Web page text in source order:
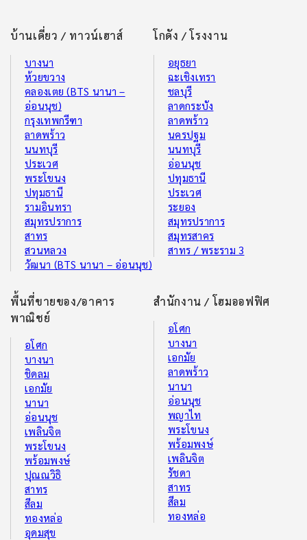
บ้านเดี่ยว / ทาวน์เฮาส์
บางนา
ห้วยขวาง
คลองเตย (BTS นานา –
อ่อนนุช)
กรุงเทพกรีฑา
ลาดพร้าว
นนทบุรี
ประเวศ
พระโขนง
ปทุมธานี
รามอินทรา
สมุทรปราการ
สาทร
สวนหลวง
วัฒนา (BTS นานา – อ่อนนุช)
โกดัง / โรงงาน
อยุธยา
ฉะเชิงเทรา
ชลบุรี
ลาดกระบัง
ลาดพร้าว
นครปฐม
นนทบุรี
อ่อนนุช
ปทุมธานี
ประเวศ
ระยอง
สมุทรปราการ
สมุทรสาคร
สาทร / พระราม 3
พื้นที่ขายของ/อาคาร
พาณิชย์
อโศก
บางนา
ชิดลม
เอกมัย
นานา
อ่อนนุช
เพลินจิต
พระโขนง
พร้อมพงษ์
ปุณณวิธิ
สาทร
สีลม
ทองหล่อ
อุดมสุข
สำนักงาน / โฮมออฟฟิศ
อโศก
บางนา
เอกมัย
ลาดพร้าว
นานา
อ่อนนุช
พญาไท
พระโขนง
พร้อมพงษ์
เพลินจิต
รัชดา
สาทร
สีลม
ทองหล่อ